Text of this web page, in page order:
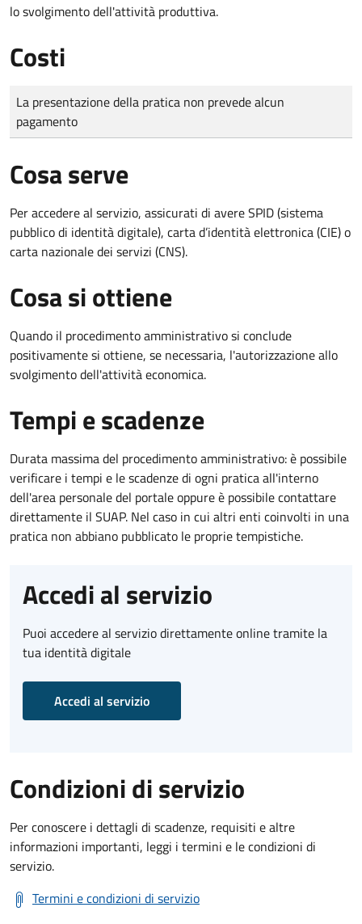
lo svolgimento dell'attività produttiva.
Costi
Tipo di pagamento
Importo
La presentazione della pratica non prevede alcun
pagamento
Cosa serve
Per accedere al servizio, assicurati di avere SPID (sistema
pubblico di identità digitale), carta d’identità elettronica (CIE) o
carta nazionale dei servizi (CNS).
Cosa si ottiene
Quando il procedimento amministrativo si conclude
positivamente si ottiene, se necessaria, l'autorizzazione allo
svolgimento dell'attività economica.
Tempi e scadenze
Durata massima del procedimento amministrativo: è possibile
verificare i tempi e le scadenze di ogni pratica all'interno
dell'area personale del portale oppure è possibile contattare
direttamente il SUAP. Nel caso in cui altri enti coinvolti in una
pratica non abbiano pubblicato le proprie tempistiche.
Accedi al servizio
Puoi accedere al servizio direttamente online tramite la
tua identità digitale
Accedi al servizio
Condizioni di servizio
Per conoscere i dettagli di scadenze, requisiti e altre
informazioni importanti, leggi i termini e le condizioni di
servizio.
Termini e condizioni di servizio